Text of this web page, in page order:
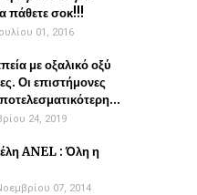
πάθετε σοκ!!!
01, 2016
με οξαλικό οξύ
Οι επιστήμονες
24, 2019
ANEL : Όλη η
07, 2014